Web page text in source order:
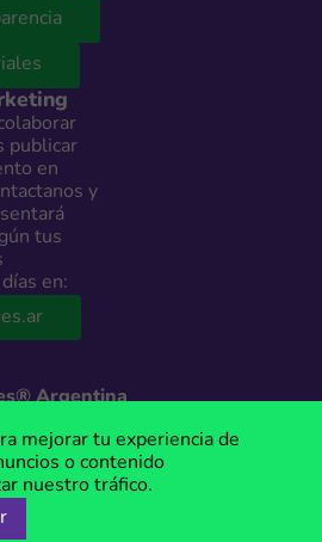
publicar
en
y
tus
en:
Argentina
de afiliados a productos y servicios de
a través de estos enlaces, podemos
adicional para vos. MegaCupones® es
de Anima Media.
mejorar tu experiencia de
o contenido
nuestro tráfico.